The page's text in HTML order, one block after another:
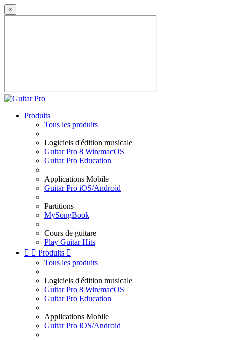
×
Produits
Tous les produits
Logiciels d'édition musicale
Guitar Pro 8 Win/macOS
Guitar Pro Education
Applications Mobile
Guitar Pro iOS/Android
Partitions
MySongBook
Cours de guitare
Play Guitar Hits
  Produits 
Tous les produits
Logiciels d'édition musicale
Guitar Pro 8 Win/macOS
Guitar Pro Education
Applications Mobile
Guitar Pro iOS/Android